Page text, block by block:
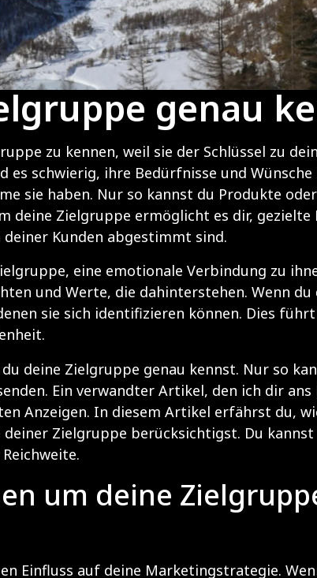
genau
zu kennen, weil sie der Schlüssel zu
schwierig, ihre Bedürfnisse und
sie haben. Nur so kannst du Produkte
deine Zielgruppe ermöglicht es dir,
Kunden abgestimmt sind.
eine emotionale Verbindung zu
und Werte, die dahinterstehen. Wenn
sie sich identifizieren können. Dies
deine Zielgruppe genau kennst. Nur so
Ein verwandter Artikel, den ich dir
Anzeigen. In diesem Artikel erfährst du,
Zielgruppe berücksichtigst. Du kannst
.
um deine
Einfluss auf deine Marketingstrategie.